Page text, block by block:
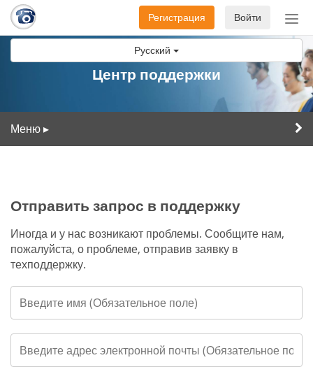
Русский
Войти
Регистрация
Центр поддержки
Меню ▸
Отправить запрос в поддержку
Иногда и у нас возникают проблемы. Сообщите нам,
пожалуйста, о проблеме, отправив заявку в
техподдержку.